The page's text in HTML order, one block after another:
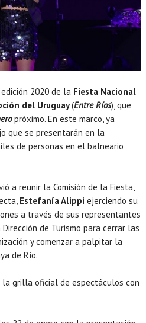
2020 de la Fiesta Nacional
del Uruguay(Entre Ríos), que
próximo. En este marco, ya
que se presentarán en la
de personas en el balneario
a reunir la Comisión de la Fiesta,
Estefanía Alippi ejerciendo su
a través de sus representantes
de Turismo para cerrar las
y comenzar a palpitar la
de Río.
grilla oficial de espectáculos con